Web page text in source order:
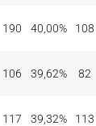
190 40,00% 108
106 39,62% 82
117 39,32% 113